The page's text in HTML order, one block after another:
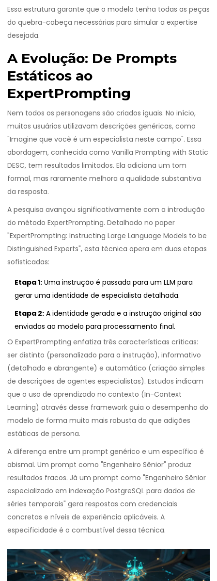
Essa estrutura garante que o modelo tenha todas as peças
do quebra-cabeça necessárias para simular a expertise
desejada.
A Evolução: De Prompts
Estáticos ao
ExpertPrompting
Nem todos os personagens são criados iguais. No início,
muitos usuários utilizavam descrições genéricas, como
"Imagine que você é um especialista neste campo". Essa
abordagem, conhecida como Vanilla Prompting with Static
DESC, tem resultados limitados. Ela adiciona um tom
formal, mas raramente melhora a qualidade substantiva
da resposta.
A pesquisa avançou significativamente com a introdução
do método ExpertPrompting. Detalhado no paper
"ExpertPrompting: Instructing Large Language Models to be
Distinguished Experts", esta técnica opera em duas etapas
sofisticadas:
Etapa 1: Uma instrução é passada para um LLM para
gerar uma identidade de especialista detalhada.
Etapa 2: A identidade gerada e a instrução original são
enviadas ao modelo para processamento final.
O ExpertPrompting enfatiza três características críticas:
ser distinto (personalizado para a instrução), informativo
(detalhado e abrangente) e automático (criação simples
de descrições de agentes especialistas). Estudos indicam
que o uso de aprendizado no contexto (In-Context
Learning) através desse framework guia o desempenho do
modelo de forma muito mais robusta do que adições
estáticas de persona.
A diferença entre um prompt genérico e um específico é
abismal. Um prompt como "Engenheiro Sênior" produz
resultados fracos. Já um prompt como "Engenheiro Sênior
especializado em indexação PostgreSQL para dados de
séries temporais" gera respostas com credenciais
concretas e níveis de experiência aplicáveis. A
especificidade é o combustível dessa técnica.